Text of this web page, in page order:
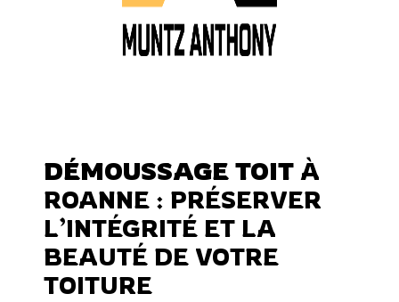
DÉMOUSSAGE TOIT À
ROANNE : PRÉSERVER
L’INTÉGRITÉ ET LA
BEAUTÉ DE VOTRE
TOITURE